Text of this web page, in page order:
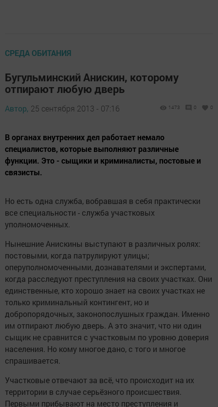
СРЕДА ОБИТАНИЯ
Бугульминский Анискин, которому
отпирают любую дверь
Автор, 25 сентября 2013 - 07:16 1473 0 0
В органах внутренних дел работает немало
специалистов, которые выполняют различные
функции. Это - сыщики и криминалисты, постовые и
связисты.
Но есть одна служба, вобравшая в себя практически
все специальности - служба участковых
уполномоченных.
Нынешние Анискины выступают в различных ролях:
постовыми, когда патрулируют улицы;
оперуполномоченными, дознавателями и экспертами,
когда расследуют преступления на своих участках. Они
единственные, кто хорошо знает на своих участках не
только криминальный контингент, но и
добропорядочных, законопослушных граждан. Именно
им отпирают любую дверь. А это значит, что ни один
сыщик не сравнится с участковым по уровню доверия
населения. Но кому многое дано, с того и многое
спрашивается.
Участковые отвечают за всё, что происходит на их
территории в случае серьёзного происшествия.
Первыми прибывают на место преступления и